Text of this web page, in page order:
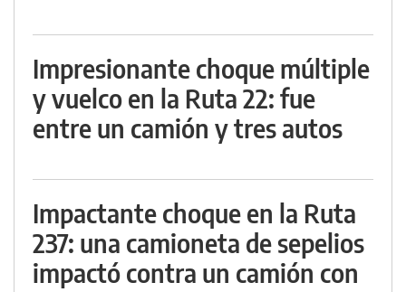
Impresionante choque múltiple
y vuelco en la Ruta 22: fue
entre un camión y tres autos
Impactante choque en la Ruta
237: una camioneta de sepelios
impactó contra un camión con